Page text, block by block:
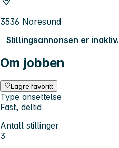
3536 Noresund
Stillingsannonsen er inaktiv.
Om jobben
Lagre favoritt
Type ansettelse
Fast, deltid
Antall stillinger
3